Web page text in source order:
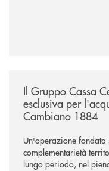
Il Gruppo Cassa
esclusiva per
Cambiano 1884
Un'operazione fondata
complementarietà
lungo periodo, nel